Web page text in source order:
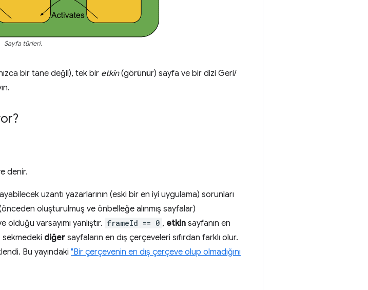
Sayfa türleri.
bir tane değil), tek bir etkin(görünür) sayfa ve bir dizi Geri/
denir.
uzantı yazarlarının (eski bir en iyi uygulama) sorunları
oluşturulmuş ve önbelleğe alınmış sayfalar)
varsayımı yanlıştır. frameId == 0 , etkin sayfanın en
sekmedeki diğer sayfaların en dış çerçeveleri sıfırdan farklı olur.
Bu yayındaki "Bir çerçevenin en dış çerçeve olup olmadığını